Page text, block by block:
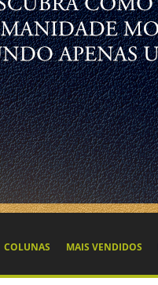
COLUNAS MAIS VENDIDOS